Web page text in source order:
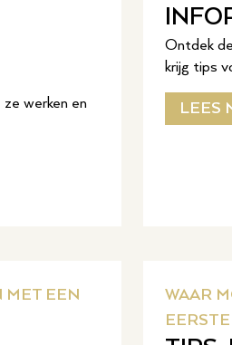
werken en
Ontdek
krijg tips
LEES
MET EEN
WAAR